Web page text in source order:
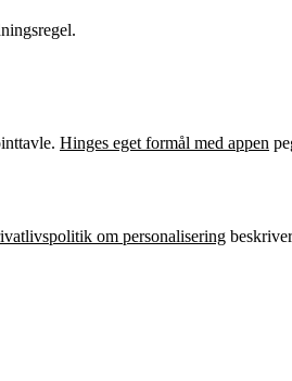
Hinges eget formål med appen
om personalisering